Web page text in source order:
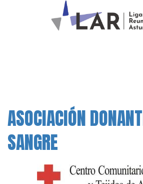
ASOCIACIÓN
SANGRE